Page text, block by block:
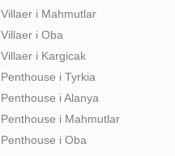
Villaer i Mahmutlar
Villaer i Oba
Villaer i Kargicak
Penthouse i Tyrkia
Penthouse i Alanya
Penthouse i Mahmutlar
Penthouse i Oba